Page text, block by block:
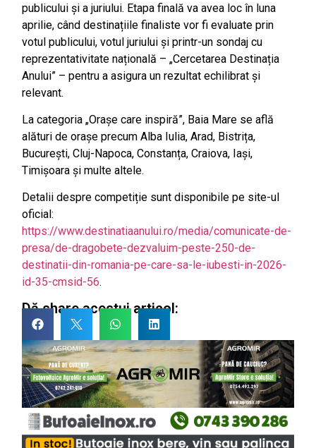
publicului și a juriului. Etapa finală va avea loc în luna
aprilie, când destinațiile finaliste vor fi evaluate prin
votul publicului, votul juriului și printr-un sondaj cu
reprezentativitate națională – „Cercetarea Destinația
Anului” – pentru a asigura un rezultat echilibrat și
relevant.
La categoria „Orașe care inspiră”, Baia Mare se află
alături de orașe precum Alba Iulia, Arad, Bistrița,
București, Cluj-Napoca, Constanța, Craiova, Iași,
Timișoara și multe altele.
Detalii despre competiție sunt disponibile pe site-ul
oficial:
https://www.destinatiaanului.ro/media/comunicate-de-
presa/de-dragobete-dezvaluim-peste-250-de-
destinatii-din-romania-pe-care-sa-le-iubesti-in-2026-
id-35-cmsid-56.
Dă share acestui articol: